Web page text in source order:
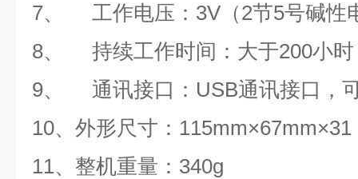
7、
工作电压： 3V （2节5号碱性
8、
持续工作时间：大于200小
9、
通讯接口： USB通讯接口，
10、外形尺寸： 115mm×67mm×31
11、整机重量： 340g